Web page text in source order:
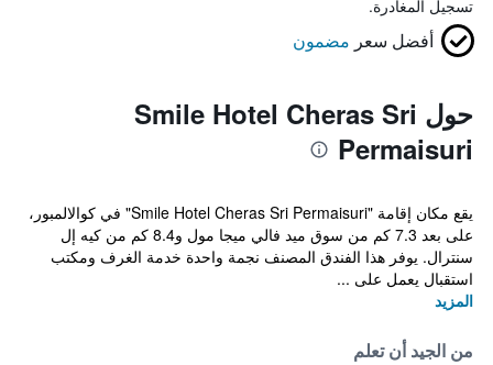
تسجيل المغادرة.
أفضل سعر مضمون
حول Smile Hotel Cheras Sri
Permaisuri
يقع مكان إقامة "Smile Hotel Cheras Sri Permaisuri" في كوالالمبور،
على بعد 7.3 كم من سوق ميد فالي ميجا مول و8.4 كم من كيه إل
سنترال. يوفر هذا الفندق المصنف نجمة واحدة خدمة الغرف ومكتب
استقبال يعمل على ...
المزيد
من الجيد أن تعلم